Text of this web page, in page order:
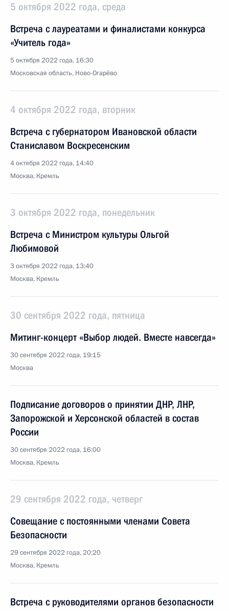
5 октября 2022 года, среда
Встреча с лауреатами и финалистами конкурса
«Учитель года»
5 октября 2022 года, 16:30
Московская область, Ново-Огарёво
4 октября 2022 года, вторник
Встреча с губернатором Ивановской области
Станиславом Воскресенским
4 октября 2022 года, 14:40
Москва, Кремль
3 октября 2022 года, понедельник
Встреча с Министром культуры Ольгой
Любимовой
3 октября 2022 года, 13:40
Москва, Кремль
30 сентября 2022 года, пятница
Митинг-концерт «Выбор людей. Вместе навсегда»
30 сентября 2022 года, 19:15
Москва
Подписание договоров о принятии ДНР, ЛНР,
Запорожской и Херсонской областей в состав
России
30 сентября 2022 года, 16:00
Москва, Кремль
29 сентября 2022 года, четверг
Совещание с постоянными членами Совета
Безопасности
29 сентября 2022 года, 20:20
Москва, Кремль
Встреча с руководителями органов безопасности